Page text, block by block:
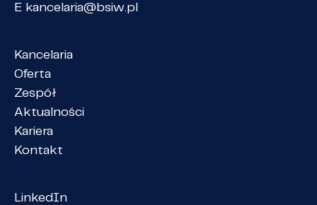
E kancelaria@bsiw.pl
Kancelaria
Oferta
Zespół
Aktualności
Kariera
Kontakt
LinkedIn